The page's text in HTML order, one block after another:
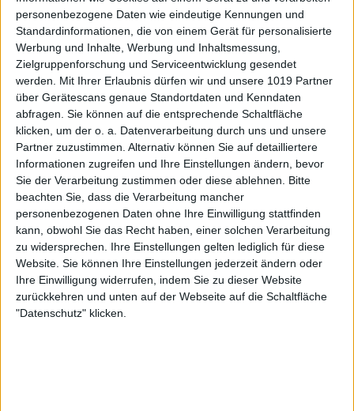
personenbezogene Daten wie eindeutige Kennungen und
Standardinformationen, die von einem Gerät für personalisierte
Werbung und Inhalte, Werbung und Inhaltsmessung,
Zielgruppenforschung und Serviceentwicklung gesendet
werden.
Mit Ihrer Erlaubnis dürfen wir und unsere 1019 Partner
über Gerätescans genaue Standortdaten und Kenndaten
abfragen. Sie können auf die entsprechende Schaltfläche
klicken, um der o. a. Datenverarbeitung durch uns und unsere
Partner zuzustimmen. Alternativ können Sie auf detailliertere
Informationen zugreifen und Ihre Einstellungen ändern, bevor
Sie der Verarbeitung zustimmen oder diese ablehnen.
Bitte
beachten Sie, dass die Verarbeitung mancher
personenbezogenen Daten ohne Ihre Einwilligung stattfinden
kann, obwohl Sie das Recht haben, einer solchen Verarbeitung
zu widersprechen. Ihre Einstellungen gelten lediglich für diese
Website. Sie können Ihre Einstellungen jederzeit ändern oder
Ihre Einwilligung widerrufen, indem Sie zu dieser Website
zurückkehren und unten auf der Webseite auf die Schaltfläche
"Datenschutz" klicken.